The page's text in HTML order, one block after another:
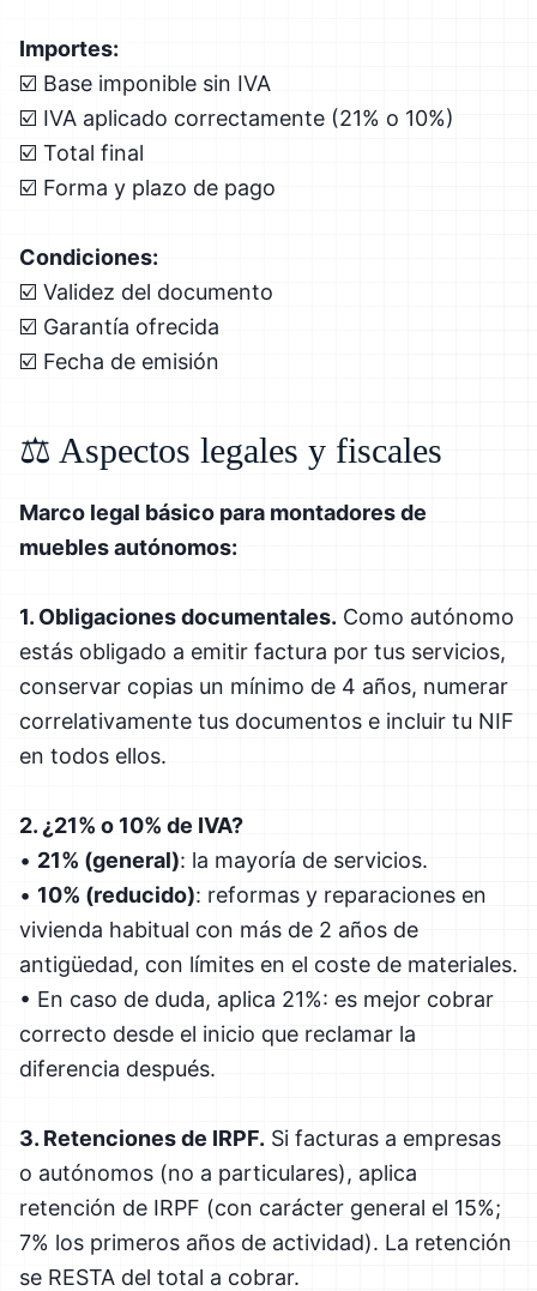
Importes:
☑️ Base imponible sin IVA
☑️ IVA aplicado correctamente (21% o 10%)
☑️ Total final
☑️ Forma y plazo de pago
Condiciones:
☑️ Validez del documento
☑️ Garantía ofrecida
☑️ Fecha de emisión
⚖️ Aspectos legales y fiscales
Marco legal básico para montadores de
muebles autónomos:
1. Obligaciones documentales. Como autónomo
estás obligado a emitir factura por tus servicios,
conservar copias un mínimo de 4 años, numerar
correlativamente tus documentos e incluir tu NIF
en todos ellos.
2. ¿21% o 10% de IVA?
• 21% (general): la mayoría de servicios.
• 10% (reducido): reformas y reparaciones en
vivienda habitual con más de 2 años de
antigüedad, con límites en el coste de materiales.
• En caso de duda, aplica 21%: es mejor cobrar
correcto desde el inicio que reclamar la
diferencia después.
3. Retenciones de IRPF. Si facturas a empresas
o autónomos (no a particulares), aplica
retención de IRPF (con carácter general el 15%;
7% los primeros años de actividad). La retención
se RESTA del total a cobrar.